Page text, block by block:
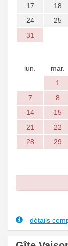
17 18
24
25
31
lun.
mar.
1
7
8
14
15
21
22
28
29
détails